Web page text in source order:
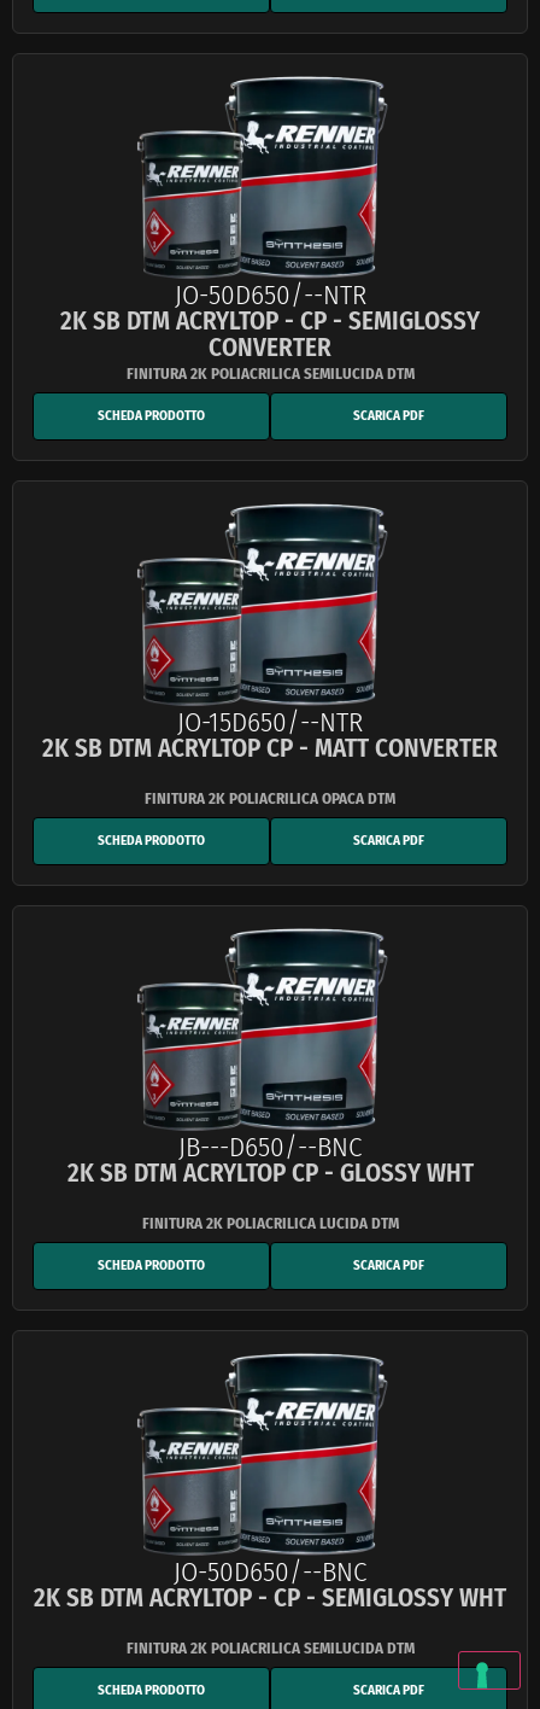
JO-50D650/--NTR
2K SB DTM ACRYLTOP - CP - SEMIGLOSSY
CONVERTER
SCHEDA PRODOTTO SCARICA PDF
JO-15D650/--NTR
2K SB DTM ACRYLTOP CP - MATT CONVERTER
SCHEDA PRODOTTO SCARICA PDF
JB---D650/--BNC
2K SB DTM ACRYLTOP CP - GLOSSY WHT
SCHEDA PRODOTTO SCARICA PDF
JO-50D650/--BNC
2K SB DTM ACRYLTOP - CP - SEMIGLOSSY WHT
SCHEDA PRODOTTO SCARICA PDF